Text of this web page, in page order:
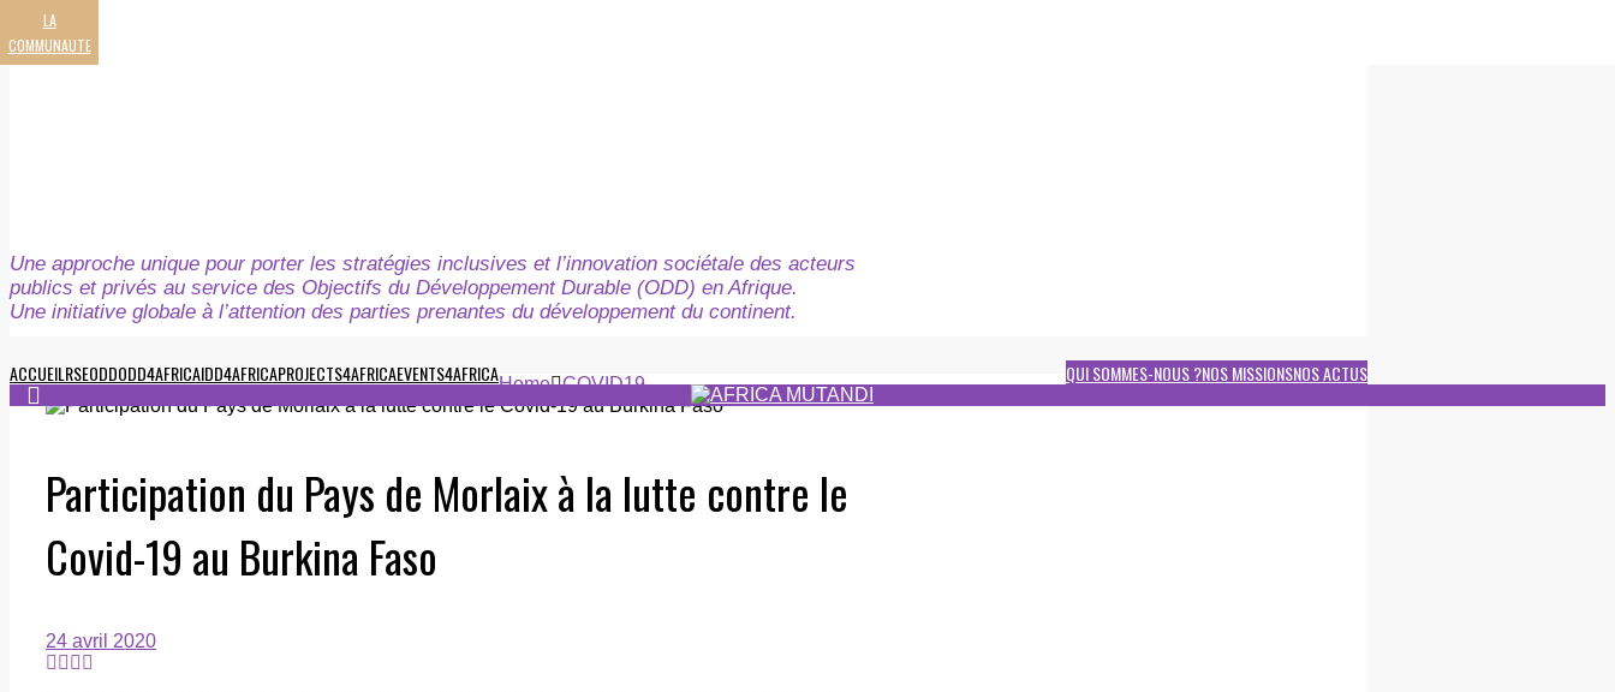
LA
COMMUNAUTE
Une approche unique pour porter les stratégies inclusives et l’innovation sociétale des acteurs
publics et privés au service des Objectifs du Développement Durable (ODD) en Afrique.
Une initiative globale à l’attention des parties prenantes du développement du continent.
ACCUEILRSEODDODD4AFRICAIDD4AFRICAPROJECTS4AFRICAEVENTS4AFRICA NOS ACTUS
NOS MISSIONS
QUI SOMMES-NOUS ?
Home COVID19
Participation du Pays de Morlaix à la lutte contre le
Covid-19 au Burkina Faso
24 avril 2020